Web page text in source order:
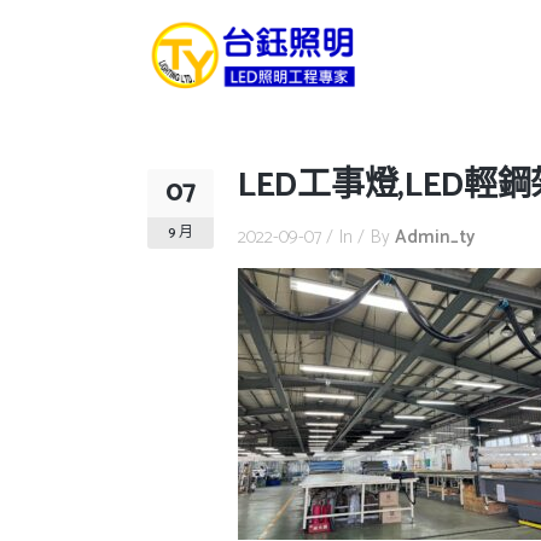
07
9 月
LED工事燈,LED輕
2022-09-07 In By Admin_ty